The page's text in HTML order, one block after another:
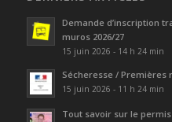
Demande d’inscription
muros 2026/27
15 juin 2026 - 14 h 24 min
Sécheresse / Premières
15 juin 2026 - 11 h 24 min
Tout savoir sur le